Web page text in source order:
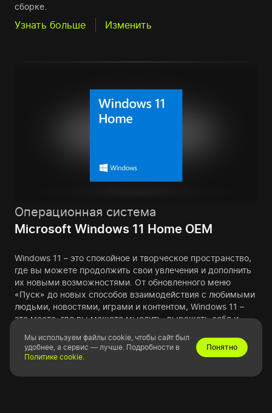
сборке.
Узнать больше Изменить
Операционная система
Microsoft Windows 11 Home OEM
Windows 11 – это спокойное и творческое пространство,
где вы можете продолжить свои увлечения и дополнить
их новыми возможностями. От обновленного меню
«Пуск» до новых способов взаимодействия с любимыми
людьми, новостями, играми и контентом, Windows 11 –
это место, где вы можете мыслить, выражать себя и
Максимизируйте свою производительность.
Узнать больше
Мы используем файлы cookie, чтобы сайт был
удобнее, а сервис — лучше. Подробности в
Политике cookie.
Понятно